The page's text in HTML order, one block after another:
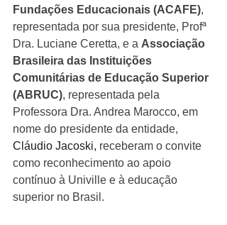
Fundações Educacionais (ACAFE),
representada por sua presidente, Profª
Dra. Luciane Ceretta, e a Associação
Brasileira das Instituições
Comunitárias de Educação Superior
(ABRUC), representada pela
Professora Dra. Andrea Marocco, em
nome do presidente da entidade,
Cláudio Jacoski, receberam o convite
como reconhecimento ao apoio
contínuo à Univille e à educação
superior no Brasil.